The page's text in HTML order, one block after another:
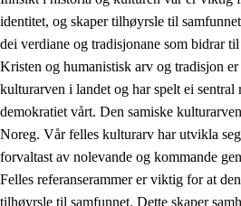
1. Verdigrunnlaget i opplæringa
1.1 Menneskeverdet
1.2 Identitet og kulturelt mangfald
1.3 Kritisk tenking og etisk
1.4 Skaparglede, engasjement
identitet, og skaper tilhøyrsle til
dei verdiane og tradisjonane som bidrar
Kristen og humanistisk arv og tradisjon
kulturarven i landet og har spelt ei
demokratiet vårt. Den samiske
Noreg. Vår felles kulturarv har utvikla
forvaltast av nolevande og kommande
Felles referanserammer er viktig for at
tilhøyrsle til samfunnet. Dette skaper